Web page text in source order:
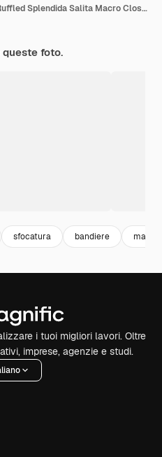
Bandiera dell'Uzbekistan Ruffled Splendida Salita Macro Close-Up Shot
foto.
sfocatura bandiere macro
i tuoi migliori lavori. Oltre
imprese, agenzie e studi.